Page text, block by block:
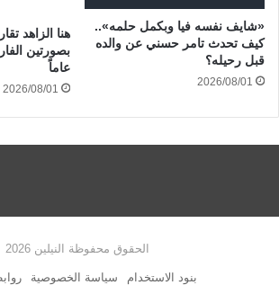
«شايف نفسه فيا وبكمل حلمه»..
كيف تحدث تامر حسني عن والده
قبل رحيله؟
2026/08/01
هنا الزاهد
عاماً
2026/08/01
الحقوق محفوظة النيلين 2026
بنود الاستخدام سياسة الخصوصية